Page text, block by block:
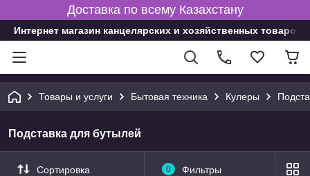
Доставка по всему Казахстану
Интернет магазин канцелярских и хозяйственных товаров
Товары и услуги Бытовая техника Кулеры
Подставка для бутылей
Сортировка 0 Фильтры